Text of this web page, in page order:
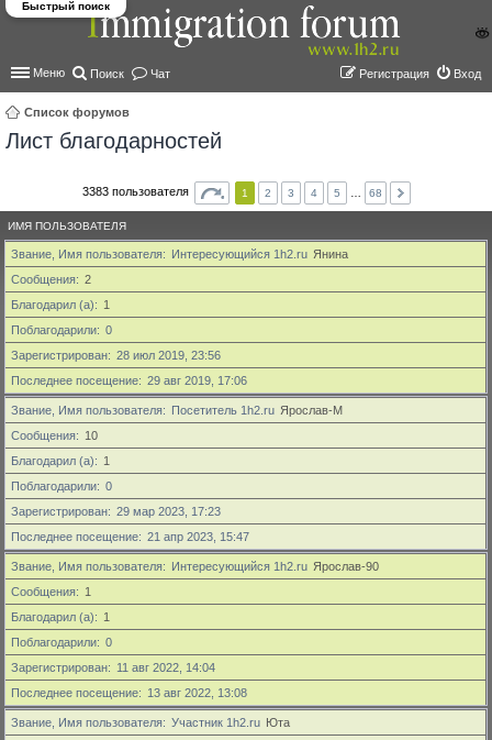
Меню Поиск Чат Вход
Регистрация
Список форумов
Быстрый поиск
Лист благодарностей
3383 пользователя 1 2 3 4 5 68
ИМЯ ПОЛЬЗОВАТЕЛЯ
Звание, Имя пользователя Интересующийся 1h2.ru Янина
Сообщения
2
Благодарил (а)
1
Поблагодарили
0
Зарегистрирован
28 июл 2019, 23:56
Последнее посещение
29 авг 2019, 17:06
Звание, Имя пользователя Посетитель 1h2.ru Ярослав-М
Сообщения
10
Благодарил (а)
1
Поблагодарили
0
Зарегистрирован
29 мар 2023, 17:23
Последнее посещение
21 апр 2023, 15:47
Звание, Имя пользователя Интересующийся 1h2.ru Ярослав-90
Сообщения
1
Благодарил (а)
1
Поблагодарили
0
Зарегистрирован
11 авг 2022, 14:04
Последнее посещение
13 авг 2022, 13:08
Звание, Имя пользователя Участник 1h2.ru Юта